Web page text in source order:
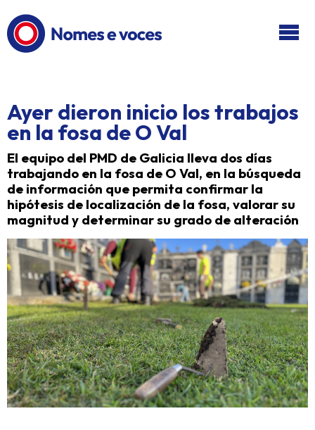
Ayer dieron inicio los trabajos
en la fosa de O Val
El equipo del PMD de Galicia lleva dos días
trabajando en la fosa de O Val, en la búsqueda
de información que permita confirmar la
hipótesis de localización de la fosa, valorar su
magnitud y determinar su grado de alteración